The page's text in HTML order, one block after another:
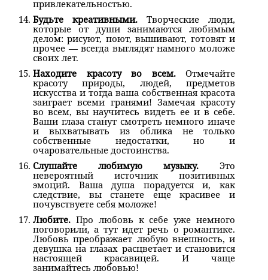
привлекательностью.
Будьте креативными. Творческие люди,
которые от души занимаются любимым
делом: рисуют, поют, вышивают, готовят и
прочее — всегда выглядят намного моложе
своих лет.
Находите красоту во всем.Отмечайте
красоту природы, людей, предметов
искусства и тогда ваша собственная красота
заиграет всеми гранями! Замечая красоту
во всем, вы научитесь видеть ее и в себе.
Ваши глаза станут смотреть немного иначе
и выхватывать из облика не только
собственные недостатки, но и
очаровательные достоинства.
Слушайте любимую музыку. Это
невероятный источник позитивных
эмоций. Ваша душа порадуется и, как
следствие, вы станете еще красивее и
почувствуете себя моложе!
Любите. Про любовь к себе уже немного
поговорили, а тут идет речь о романтике.
Любовь преображает любую внешность, и
девушка на глазах расцветает и становится
настоящей красавицей. И чаще
занимайтесь любовью!